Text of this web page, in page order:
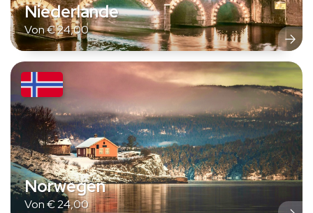
Niederlande
Von€24,00
Norwegen
Von€24,00